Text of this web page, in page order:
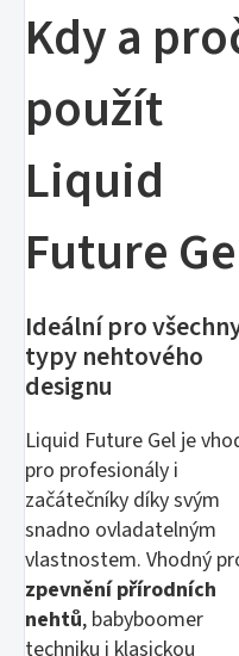
Kdy a
použít
Liquid
Future
Ideální pro
typy nehtového
designu
Liquid Future Gel je
pro profesionály i
začátečníky díky svým
snadno ovladatelným
vlastnostem. Vhodný
zpevnění přírodních
nehtů, babyboomer
techniku i klasickou